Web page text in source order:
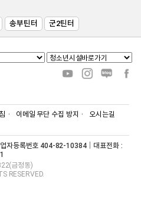
송부틴터 군2틴터
이메일 무단 수집 방지
오시는길
자등록번호 404-82-10384｜대표전화 :
금정동)
RESERVED.